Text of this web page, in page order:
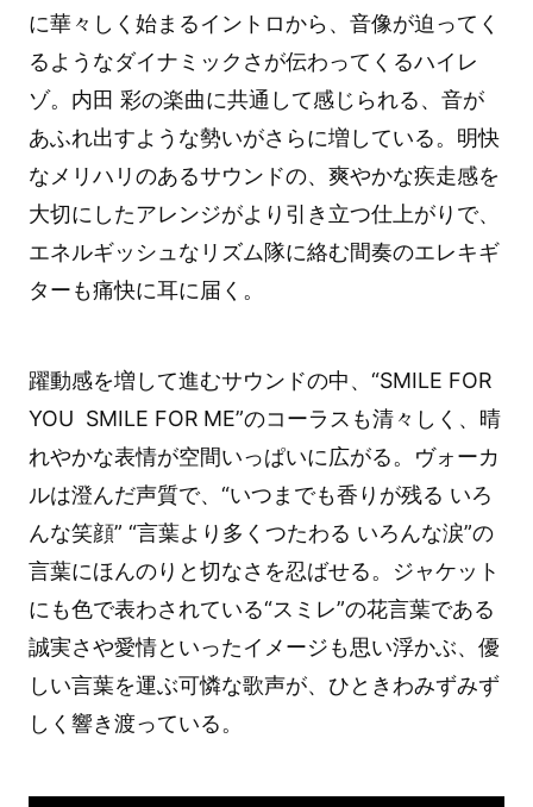
に華々しく始まるイントロから、音像が迫ってく
るようなダイナミックさが伝わってくるハイレ
ゾ。内田 彩の楽曲に共通して感じられる、音が
あふれ出すような勢いがさらに増している。明快
なメリハリのあるサウンドの、爽やかな疾走感を
大切にしたアレンジがより引き立つ仕上がりで、
エネルギッシュなリズム隊に絡む間奏のエレキギ
ターも痛快に耳に届く。
躍動感を増して進むサウンドの中、“SMILE FOR
YOU SMILE FOR ME”のコーラスも清々しく、晴
れやかな表情が空間いっぱいに広がる。ヴォーカ
ルは澄んだ声質で、“いつまでも香りが残る いろ
んな笑顔” “言葉より多くつたわる いろんな涙”の
言葉にほんのりと切なさを忍ばせる。ジャケット
にも色で表わされている“スミレ”の花言葉である
誠実さや愛情といったイメージも思い浮かぶ、優
しい言葉を運ぶ可憐な歌声が、ひときわみずみず
しく響き渡っている。